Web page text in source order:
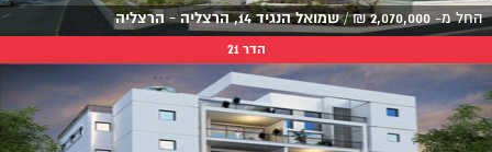
החל מ- 2,070,000
₪
/שמואל הנגיד 14, הרצליה - הרצליה
הדר 21